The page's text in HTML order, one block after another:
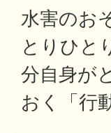
水害のお
とりひと
分自身が
おく「行